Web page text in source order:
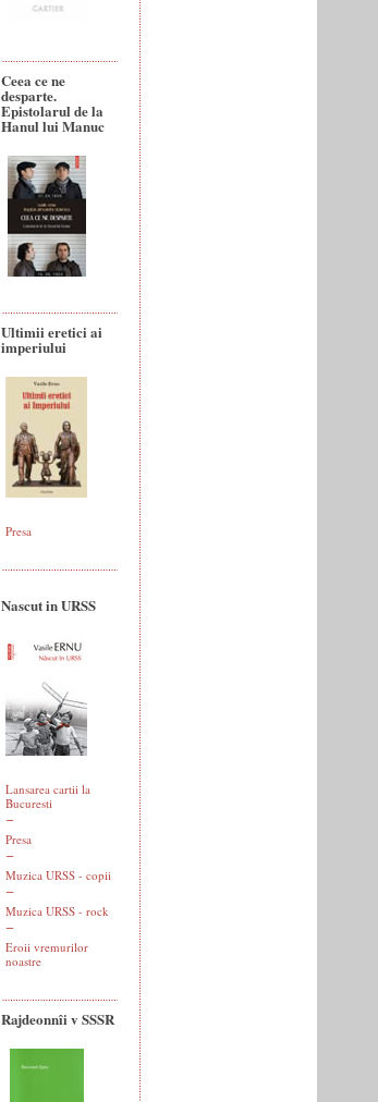
Ceea ce ne
desparte.
Epistolarul de la
Hanul lui Manuc
Ultimii eretici ai
imperiului
Presa
Nascut in URSS
Lansarea cartii la
Bucuresti
Presa
Muzica URSS - copii
Muzica URSS - rock
Eroii vremurilor
noastre
Rajdeonnîi v SSSR